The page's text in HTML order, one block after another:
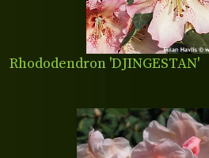
Rhododendron 'DJINGESTAN'